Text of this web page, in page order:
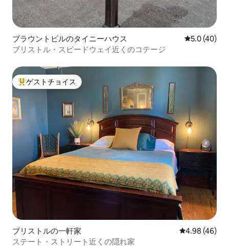
ブラウントビルのタイニーハウス レビュー40
5.0 (40)
ブリストル・スピードウェイ近くのコテージ
大好評のゲストチョイスです。
ゲストチョイス
ブリストルの一軒家 レビュー46
4.98 (46)
ステート・ストリート近くの隠れ家